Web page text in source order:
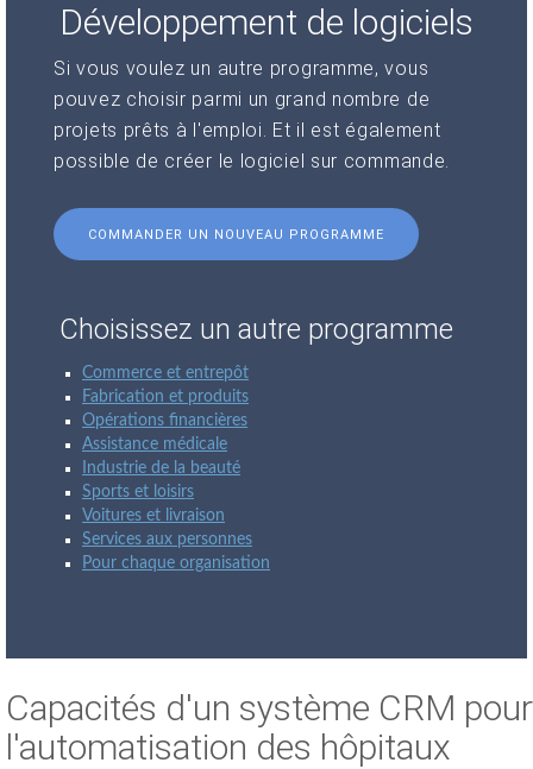
Développement de logiciels
Si vous voulez un autre programme, vous
pouvez choisir parmi un grand nombre de
projets prêts à l'emploi. Et il est également
possible de créer le logiciel sur commande.
COMMANDER UN NOUVEAU PROGRAMME
Choisissez un autre programme
Commerce et entrepôt
Fabrication et produits
Opérations financières
Assistance médicale
Industrie de la beauté
Sports et loisirs
Voitures et livraison
Services aux personnes
Pour chaque organisation
Capacités d'un système CRM pour
l'automatisation des hôpitaux